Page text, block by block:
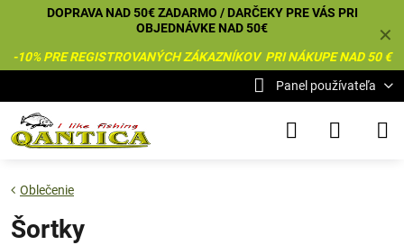
✕
DOPRAVA NAD 50€ ZADARMO / DARČEKY PRE VÁS PRI
OBJEDNÁVKE NAD 50€
-10% PRE REGISTROVANÝCH ZÁKAZNÍKOV PRI NÁKUPE NAD 50 €
Panel používateľa
Oblečenie
Šortky